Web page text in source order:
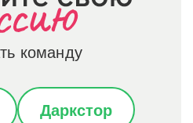
команду
Даркстор